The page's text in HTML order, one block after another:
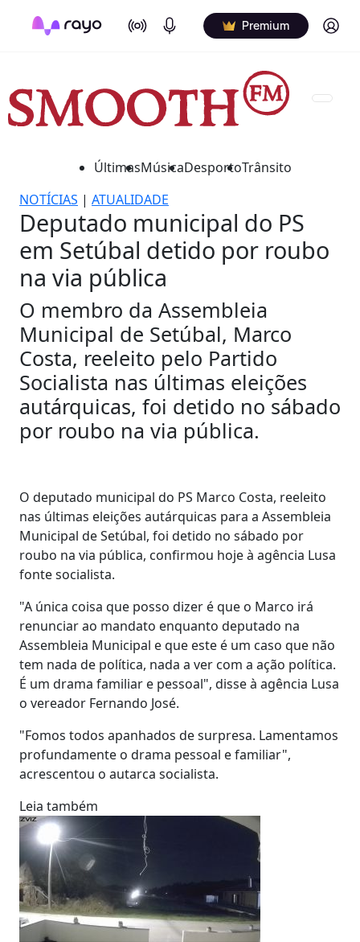
On Air Podcasts Premium Log in
ÚltimasMúsicaDesportoTrânsito
NOTÍCIAS | ATUALIDADE
Deputado municipal do PS
em Setúbal detido por roubo
na via pública
O membro da Assembleia
Municipal de Setúbal, Marco
Costa, reeleito pelo Partido
Socialista nas últimas eleições
autárquicas, foi detido no sábado
por roubo na via pública.
O deputado municipal do PS Marco Costa, reeleito
nas últimas eleições autárquicas para a Assembleia
Municipal de Setúbal, foi detido no sábado por
roubo na via pública, confirmou hoje à agência Lusa
fonte socialista.
"A única coisa que posso dizer é que o Marco irá
renunciar ao mandato enquanto deputado na
Assembleia Municipal e que este é um caso que não
tem nada de política, nada a ver com a ação política.
É um drama familiar e pessoal", disse à agência Lusa
o vereador Fernando José.
"Fomos todos apanhados de surpresa. Lamentamos
profundamente o drama pessoal e familiar",
acrescentou o autarca socialista.
Leia também